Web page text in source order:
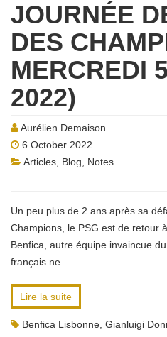
JOURNÉE
DES
MERCREDI
2022)
Aurélien Demaison
6 October 2022
Articles Blog
Notes
Un peu plus de 2 ans après sa
Champions, le PSG est de retour
Benfica, autre équipe invaincue
français ne
Lire la suite
Benfica Lisbonne Gianluigi